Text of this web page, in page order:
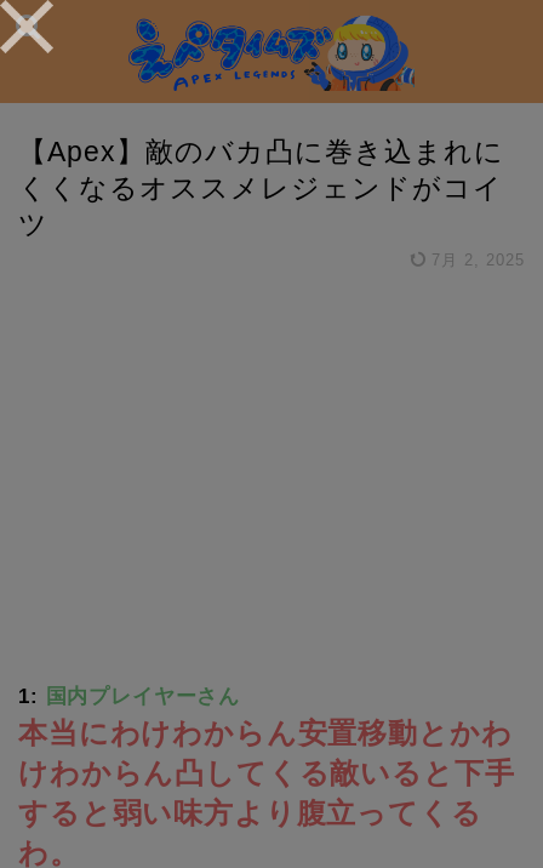
【Apex】敵のバカ凸に巻き込まれに
くくなるオススメレジェンドがコイ
ツ
7月 2, 2025
1: 国内プレイヤーさん
本当にわけわからん安置移動とかわ
けわからん凸してくる敵いると下手
すると弱い味方より腹立ってくる
わ。